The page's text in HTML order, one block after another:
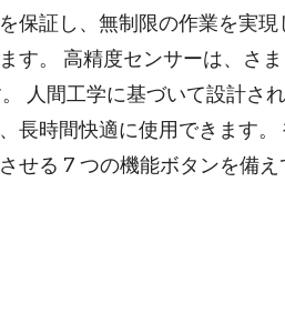
保証し、無制限の作業を実
す。 高精度センサーは、さ
人間工学に基づいて設計さ
長時間快適に使用できます
せる 7 つの機能ボタンを備